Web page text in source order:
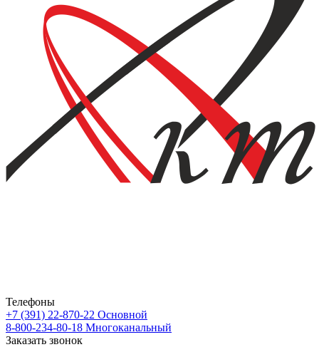
Телефоны
+7 (391) 22-870-22 Основной
8-800-234-80-18 Многоканальный
Заказать звонок